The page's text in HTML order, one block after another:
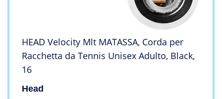
HEAD Velocity Mlt MATASSA, Corda per
Racchetta da Tennis Unisex Adulto, Black,
16
Head